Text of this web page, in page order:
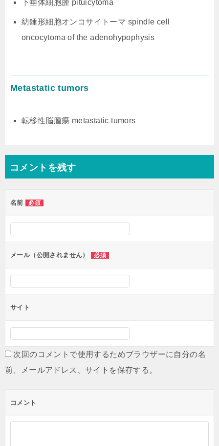
下垂体細胞腫 pituicytoma
紡錘形細胞オンコサイトーマ spindle cell
oncocytoma of the adenohypophysis
Metastatic tumors
転移性脳腫瘍 metastatic tumors
コメントを残す
名前 必須
メール（公開されません） 必須
サイト
次回のコメントで使用するためブラウザーに自分の名
前、メールアドレス、サイトを保存する。
コメント